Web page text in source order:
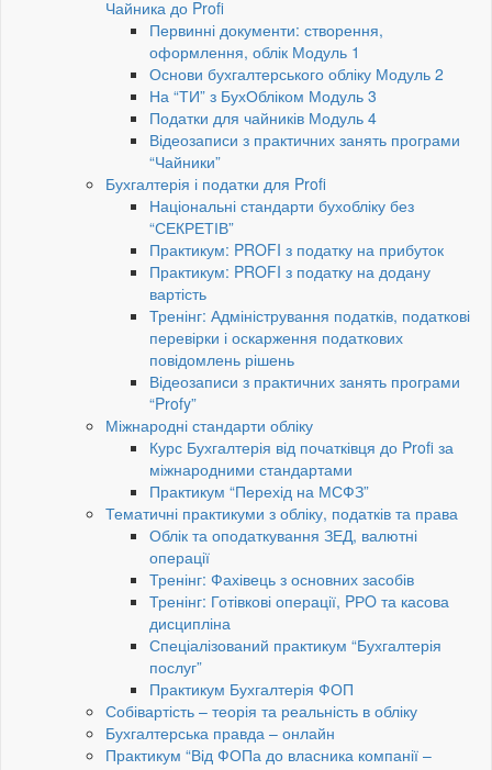
Чайника до Profi
Первинні документи: створення,
оформлення, облік Модуль 1
Основи бухгалтерського обліку Модуль 2
На “ТИ” з БухОбліком Модуль 3
Податки для чайників Модуль 4
Відеозаписи з практичних занять програми
“Чайники”
Бухгалтерія і податки для Profi
Національні стандарти бухобліку без
“СЕКРЕТІВ”
Практикум: PROFI з податку на прибуток
Практикум: PROFI з податку на додану
вартість
Тренінг: Адміністрування податків, податкові
перевірки і оскарження податкових
повідомлень рішень
Відеозаписи з практичних занять програми
“Profy”
Міжнародні стандарти обліку
Курс Бухгалтерія від початківця до Profi за
міжнародними стандартами
Практикум “Перехід на МСФЗ”
Тематичні практикуми з обліку, податків та права
Облік та оподаткування ЗЕД, валютні
операції
Тренінг: Фахівець з основних засобів
Тренінг: Готівкові операції, PРO та касова
дисципліна
Спеціалізований практикум “Бухгалтерія
послуг”
Практикум Бухгалтерія ФОП
Собівартість – теорія та реальність в обліку
Бухгалтерська правда – онлайн
Практикум “Від ФОПа до власника компанії –